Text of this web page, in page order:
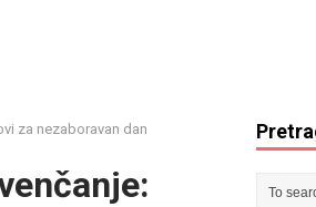
za nezaboravan dan